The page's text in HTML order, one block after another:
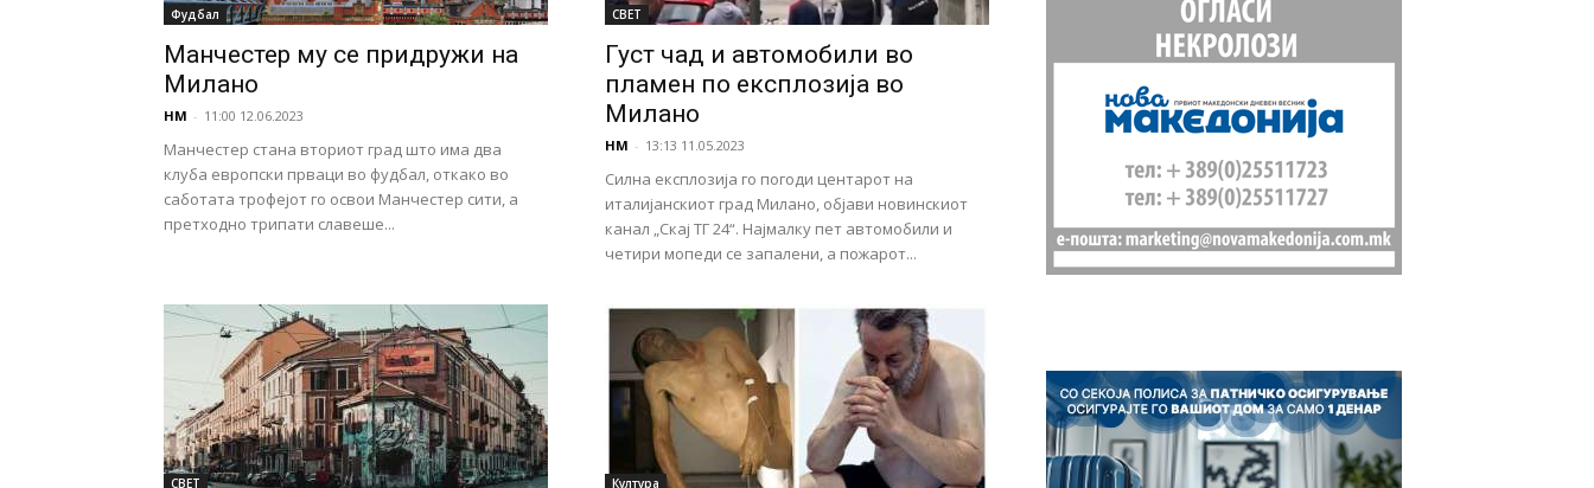
Фудбал
Манчестер му се придружи на
Милано
НМ - 11:00 12.06.2023
Манчестер стана вториот град што има два
клуба европски прваци во фудбал, откако во
саботата трофејот го освои Манчестер сити, а
претходно трипати славеше...
СВЕТ
Густ чад и автомобили во
пламен по експлозија во
Милано
НМ - 13:13 11.05.2023
Силна експлозија го погоди центарот на
италијанскиот град Милано, објави новинскиот
канал „Скај ТГ 24“. Најмалку пет автомобили и
четири мопеди се запалени, а пожарот...
СВЕТ Култура